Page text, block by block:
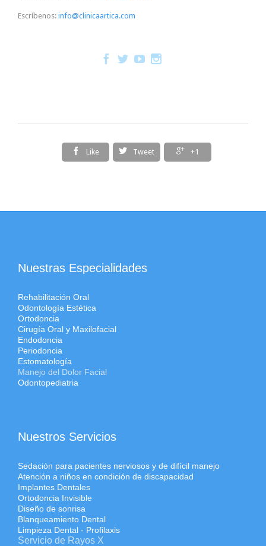
Escríbenos: info@clinicaartica.com
   
 Like  Tweet  +1
Nuestras Especialidades
Rehabilitación Oral
Odontología Estética
Ortodoncia
Cirugía Oral y Maxilofacial
Endodoncia
Periodoncia
Estomatología
Manejo del Dolor Facial
Odontopediatria
Nuestros Servicios
Sedación para pacientes nerviosos y de difícil manejo
Atención a niños en condición de discapacidad
Implantes Dentales
Ortodoncia Invisible
Diseño de sonrisa
Blanqueamiento Dental
Limpieza Dental - Profilaxis
Servicio de Rayos X